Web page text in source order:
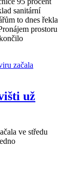
sanitární
to dnes řekla
prostoru
už
ve středu